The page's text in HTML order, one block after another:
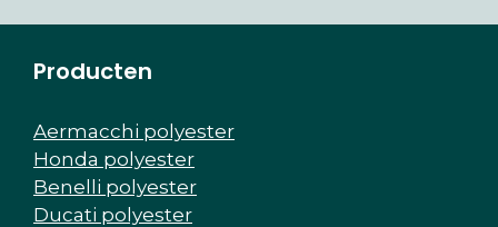
Producten
Aermacchi polyester
Honda polyester
Benelli polyester
Ducati polyester